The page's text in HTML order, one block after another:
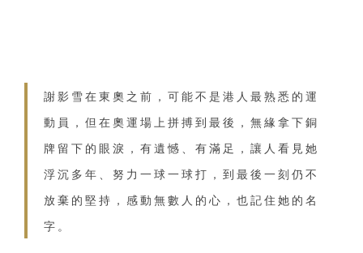
謝影雪在東奧之前，可能不是港人最熟悉的運
動員，但在奧運場上拼搏到最後，無緣拿下銅
牌留下的眼淚，有遺憾、有滿足，讓人看見她
浮沉多年、努力一球一球打，到最後一刻仍不
放棄的堅持，感動無數人的心，也記住她的名
字。